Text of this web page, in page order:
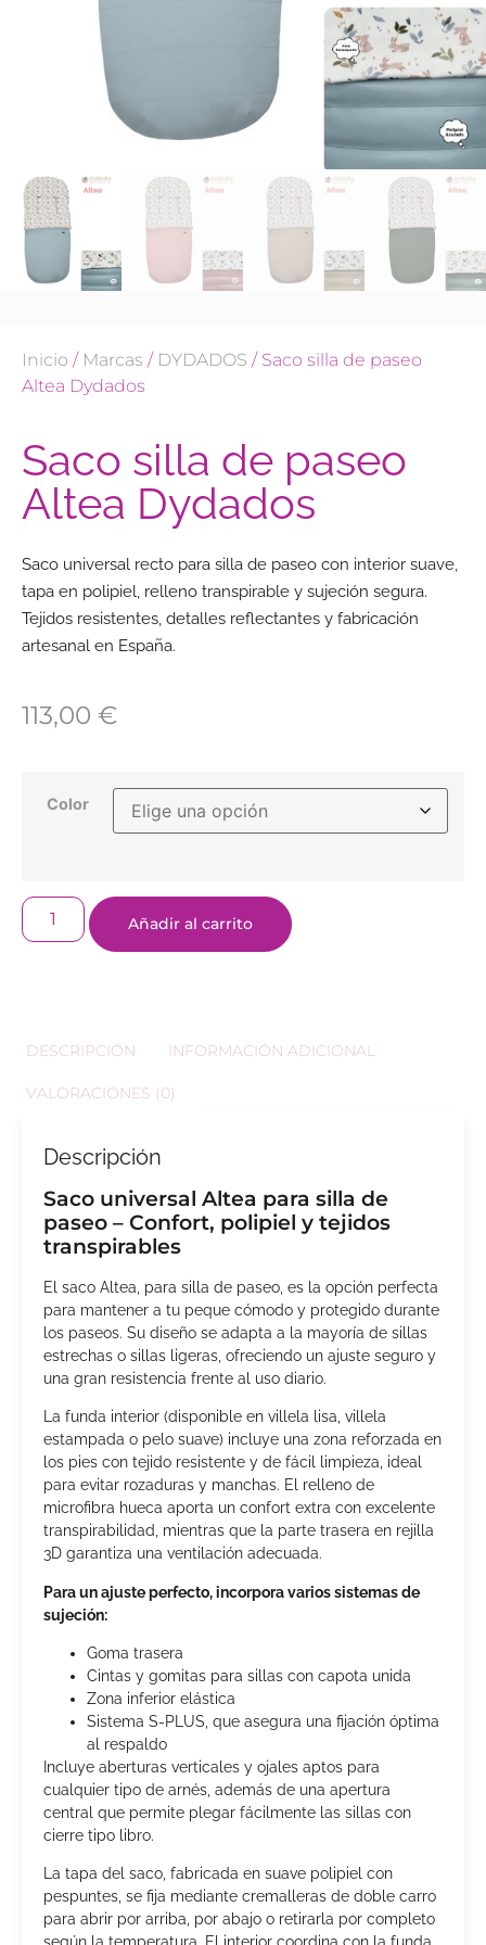
Inicio / Marcas / DYDADOS / Saco silla de paseo
Altea Dydados
Saco silla de paseo
Altea Dydados
Saco universal recto para silla de paseo con interior suave,
tapa en polipiel, relleno transpirable y sujeción segura.
Tejidos resistentes, detalles reflectantes y fabricación
artesanal en España.
113,00 €
Color
Añadir al carrito
DESCRIPCIÓN INFORMACIÓN ADICIONAL
VALORACIONES (0)
Descripción
Saco universal Altea para silla de
paseo – Confort, polipiel y tejidos
transpirables
El saco Altea, para silla de paseo, es la opción perfecta
para mantener a tu peque cómodo y protegido durante
los paseos. Su diseño se adapta a la mayoría de sillas
estrechas o sillas ligeras, ofreciendo un ajuste seguro y
una gran resistencia frente al uso diario.
La funda interior (disponible en villela lisa, villela
estampada o pelo suave) incluye una zona reforzada en
los pies con tejido resistente y de fácil limpieza, ideal
para evitar rozaduras y manchas. El relleno de
microfibra hueca aporta un confort extra con excelente
transpirabilidad, mientras que la parte trasera en rejilla
3D garantiza una ventilación adecuada.
Para un ajuste perfecto, incorpora varios sistemas de
sujeción:
Goma trasera
Cintas y gomitas para sillas con capota unida
Zona inferior elástica
Sistema S-PLUS, que asegura una fijación óptima
al respaldo
Incluye aberturas verticales y ojales aptos para
cualquier tipo de arnés, además de una apertura
central que permite plegar fácilmente las sillas con
cierre tipo libro.
La tapa del saco, fabricada en suave polipiel con
pespuntes, se fija mediante cremalleras de doble carro
para abrir por arriba, por abajo o retirarla por completo